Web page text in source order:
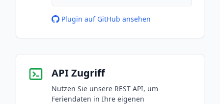
Plugin auf GitHub ansehen
API Zugriff
Nutzen Sie unsere REST API, um
Feriendaten in Ihre eigenen